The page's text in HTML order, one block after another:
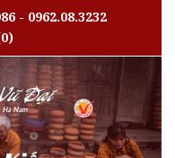
- 0962.08.3232